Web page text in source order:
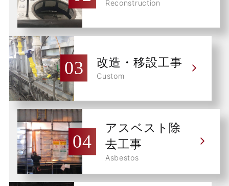
Reconstruction
改造・移設工事
Custom
アスベスト除
去工事
Asbestos